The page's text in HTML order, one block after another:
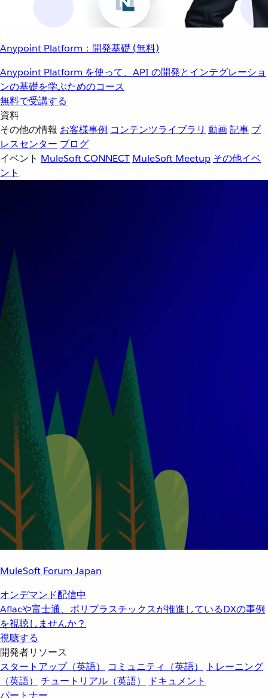
Anypoint Platform：開発基礎 (無料)
Anypoint Platform を使って、API の開発とインテグレーショ
ンの基礎を学ぶためのコース
無料で受講する
資料
その他の情報 お客様事例 コンテンツライブラリ 動画記事 プ
レスセンター ブログ
イベント MuleSoft CONNECT MuleSoft Meetup その他イベ
ント
MuleSoft Forum Japan
オンデマンド配信中
Aflacや富士通、ポリプラスチックスが推進しているDXの事例
を視聴しませんか？
視聴する
開発者リソース
スタートアップ（英語）
コミュニティ（英語）
トレーニング
（英語）
チュートリアル（英語）
ドキュメント
パートナー